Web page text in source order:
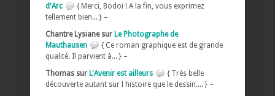
d'Arc
{ Merci, Bodoï ! A la fin, vous exprimez
tellement bien... } –
Chantre Lysiane sur Le Photographe de
Mauthausen
{ Ce roman graphique est de grande
qualité. Il parvient à... } –
Thomas sur L'Avenir est ailleurs
{ Très belle
découverte autant sur l histoire que le dessin.... } –